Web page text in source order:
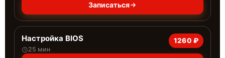
Записаться
Настройка BIOS
25 мин
1260 ₽